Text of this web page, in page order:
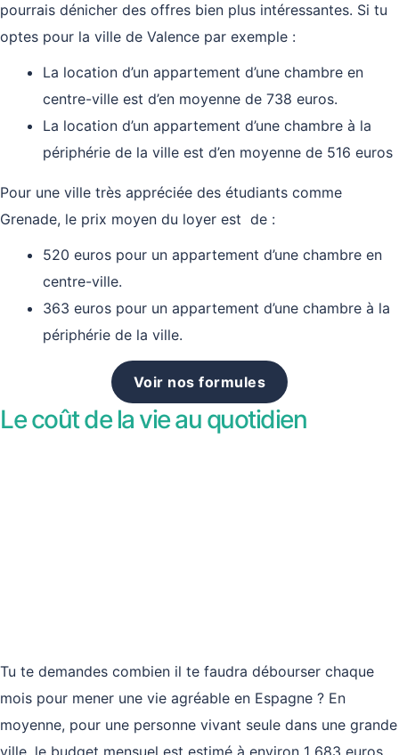
pourrais dénicher des offres bien plus intéressantes. Si tu
optes pour la ville de Valence par exemple :
La location d’un appartement d’une chambre en
centre-ville est d’en moyenne de 738 euros.
La location d’un appartement d’une chambre à la
périphérie de la ville est d’en moyenne de 516 euros
Pour une ville très appréciée des étudiants comme
Grenade, le prix moyen du loyer est de :
520 euros pour un appartement d’une chambre en
centre-ville.
363 euros pour un appartement d’une chambre à la
périphérie de la ville.
Voir nos formules
Le coût de la vie au quotidien
Tu te demandes combien il te faudra débourser chaque
mois pour mener une vie agréable en Espagne ? En
moyenne, pour une personne vivant seule dans une grande